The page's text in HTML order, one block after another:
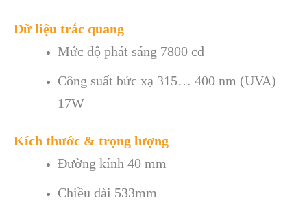
Dữ liệu trắc quang
Mức độ phát sáng 7800 cd
Công suất bức xạ 315… 400 nm (UVA)
17W
Kích thước & trọng lượng
Đường kính 40 mm
Chiều dài 533mm